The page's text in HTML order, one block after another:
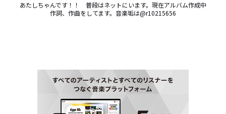
あたしちゃんです！！　普段はネットにいます。現在アルバム作成中
作詞、作曲をしてます。音楽垢は@r10215656